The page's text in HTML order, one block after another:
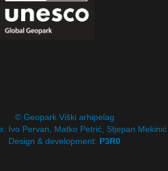
© Geopark Viški arhipelag
Ivo Pervan, Matko Petrić, Stjepan Mekinić
Design & development: P3R0